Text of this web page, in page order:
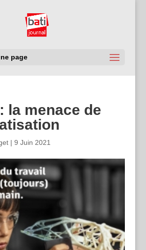
page
la menace de
| 9 Juin 2021